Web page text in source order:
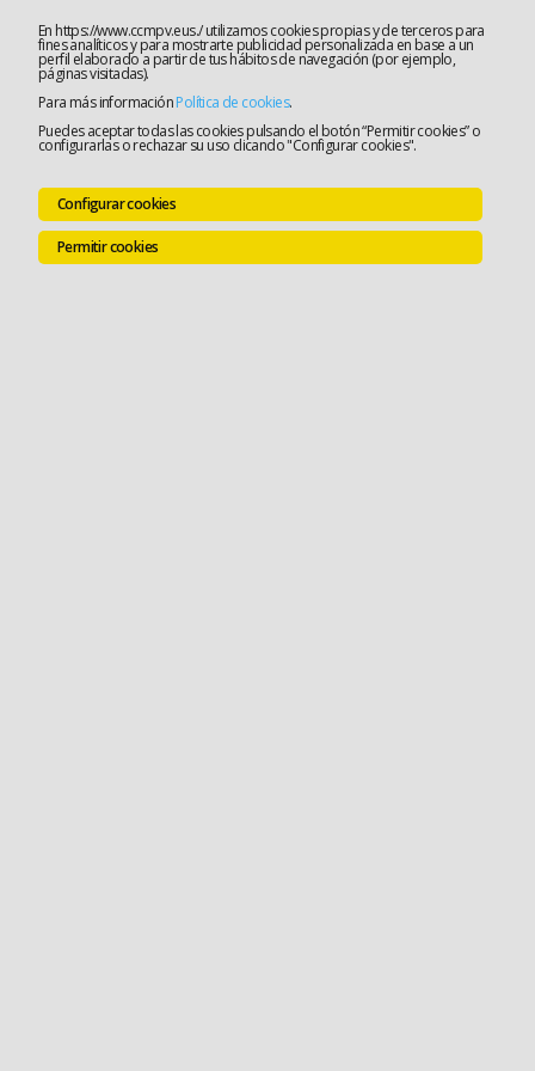
En https://www.ccmpv.eus./ utilizamos cookies propias y de terceros para
fines analíticos y para mostrarte publicidad personalizada en base a un
perfil elaborado a partir de tus hábitos de navegación (por ejemplo,
páginas visitadas).
Para más informaciónPolítica de cookies.
Puedes aceptar todas las cookies pulsando el botón “Permitir cookies” o
configurarlas o rechazar su uso clicando "Configurar cookies".
Configurar cookies
Permitir cookies